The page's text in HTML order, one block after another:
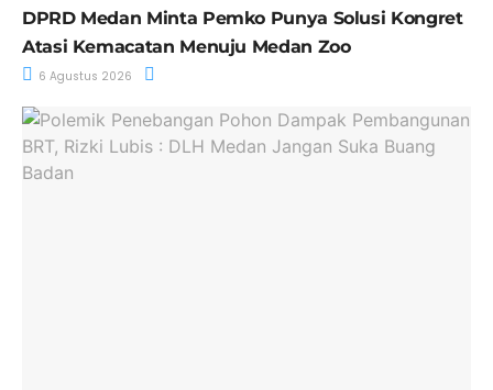
DPRD Medan Minta Pemko Punya Solusi Kongret
Atasi Kemacatan Menuju Medan Zoo
6 Agustus 2026